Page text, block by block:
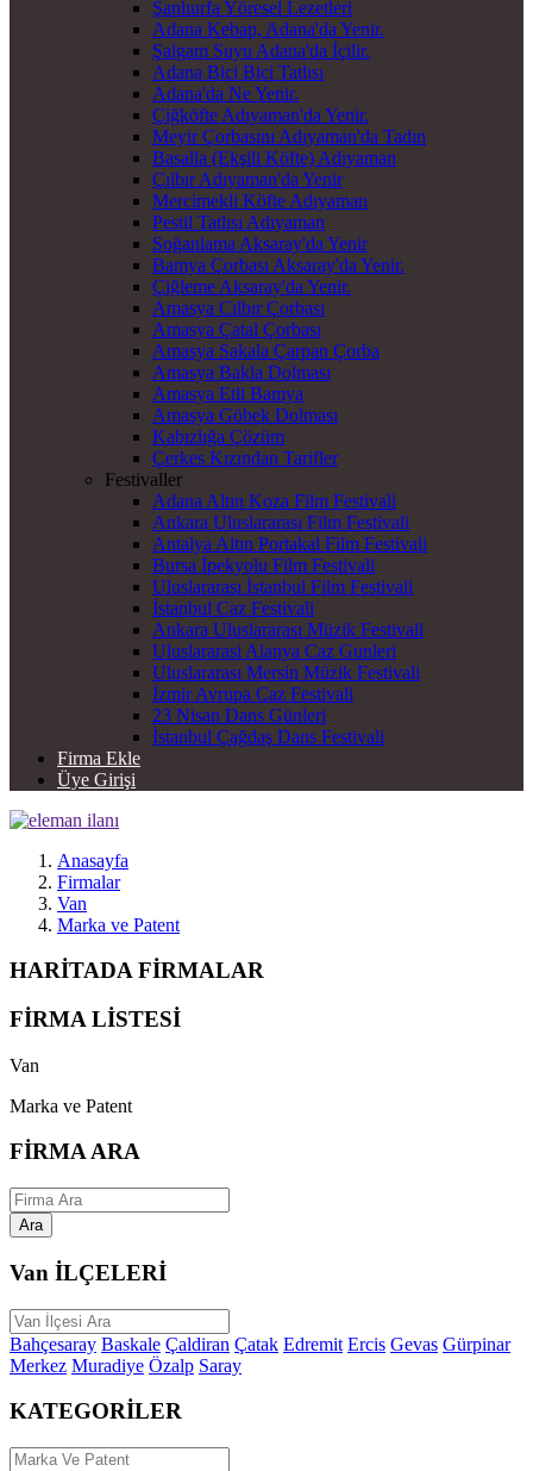
Şanlıurfa Yöresel Lezetleri
Adana Kebap, Adana'da Yenir.
Şalgam Suyu Adana'da İçilir.
Adana Bici Bici Tatlısı
Adana'da Ne Yenir.
Çiğköfte Adıyaman'da Yenir.
Meyir Çorbasını Adıyaman'da Tadın
Basalla (Ekşili Köfte) Adıyaman
Çılbır Adıyaman'da Yenir
Mercimekli Köfte Adıyaman
Pestil Tatlısı Adıyaman
Soğanlama Aksaray'da Yenir
Bamya Çorbası Aksaray'da Yenir.
Çiğleme Aksaray'da Yenir.
Amasya Cılbır Çorbası
Amasya Çatal Çorbası
Amasya Sakala Çarpan Çorba
Amasya Bakla Dolması
Amasya Etli Bamya
Amasya Göbek Dolması
Kabızlığa Çözüm
Çerkes Kızından Tarifler
Festivaller
Adana Altın Koza Film Festivali
Ankara Uluslararası Film Festivali
Antalya Altın Portakal Film Festivali
Bursa İpekyolu Film Festivali
Uluslararası İstanbul Film Festivali
İstanbul Caz Festivali
Ankara Uluslararası Müzik Festivali
Uluslararasi Alanya Caz Gunleri
Uluslararası Mersin Müzik Festivali
İzmir Avrupa Caz Festivali
23 Nisan Dans Günleri
İstanbul Çağdaş Dans Festivali
Firma Ekle
Üye Girişi
Anasayfa
Firmalar
Van
Marka ve Patent
HARİTADA FİRMALAR
FİRMA LİSTESİ
Van
Marka ve Patent
FİRMA ARA
Ara
Van İLÇELERİ
Bahçesaray Baskale Çaldiran Çatak Edremit Ercis Gevas Gürpinar
Merkez Muradiye Özalp Saray
KATEGORİLER